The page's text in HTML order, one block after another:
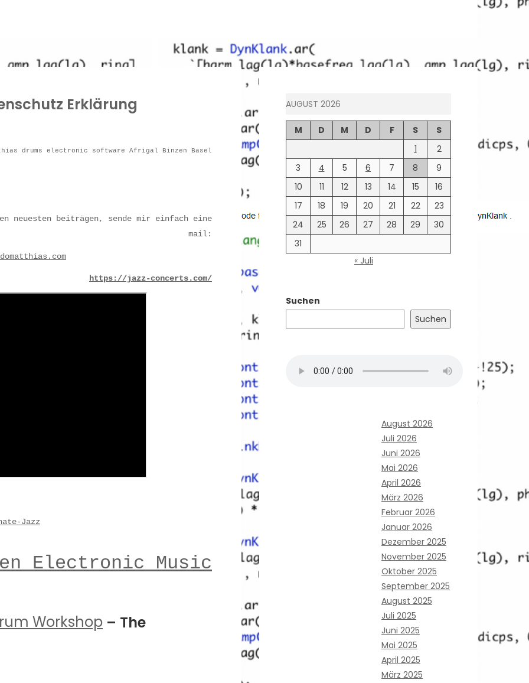
Erklärung
drums electronic software Afrigal Binzen Basel
neuesten beiträgen, sende mir einfach eine
mail:
https://jazz-concerts.com/
Jazz
Electronic Music
Workshop – The
AUGUST 2026
M D M D F S
S
1
2
3
4 5 6 7 8
9
10
11 12 13 14 15
16
17
18 19 20 21 22
23
24
25 26 27 28 29
30
31
« Juli
Suchen
Suchen
August 2026
Juli 2026
Juni 2026
Mai 2026
April 2026
März 2026
Februar 2026
Januar 2026
Dezember 2025
November 2025
Oktober 2025
September 2025
August 2025
Juli 2025
Juni 2025
Mai 2025
April 2025
März 2025